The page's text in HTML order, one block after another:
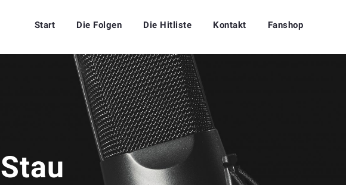
Start Die Folgen Die Hitliste Kontakt Fanshop
Stau